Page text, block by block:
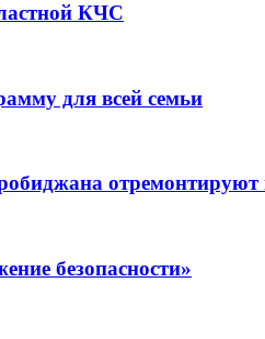
КЧС
для всей семьи
отремонтируют
безопасности»